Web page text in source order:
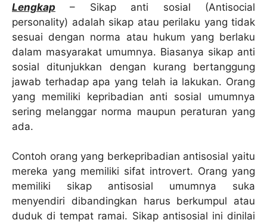
Lengkap – Sikap anti sosial (Antisocial
personality) adalah sikap atau perilaku yang tidak
sesuai dengan norma atau hukum yang berlaku
dalam masyarakat umumnya. Biasanya sikap anti
sosial ditunjukkan dengan kurang bertanggung
jawab terhadap apa yang telah ia lakukan. Orang
yang memiliki kepribadian anti sosial umumnya
sering melanggar norma maupun peraturan yang
ada.
Contoh orang yang berkepribadian antisosial yaitu
mereka yang memiliki sifat introvert. Orang yang
memiliki sikap antisosial umumnya suka
menyendiri dibandingkan harus berkumpul atau
duduk di tempat ramai. Sikap antisosial ini dinilai